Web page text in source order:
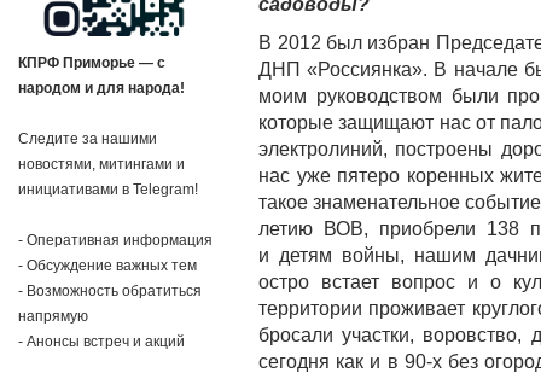
КПРФ Приморье — с
народом и для народа!
Следите за нашими
новостями, митингами и
инициативами в Telegram!
- Оперативная информация
- Обсуждение важных тем
- Возможность обратиться
напрямую
- Анонсы встреч и акций
В 2012 был избран
ДНП «Россиянка». В начале
моим руководством были
которые защищают нас от
электролиний, построены
нас уже пятеро коренных
такое знаменательное
летию ВОВ, приобрели 138
и детям войны, нашим
остро встает вопрос и о
территории проживает
бросали участки,
сегодня как и в 90-х без